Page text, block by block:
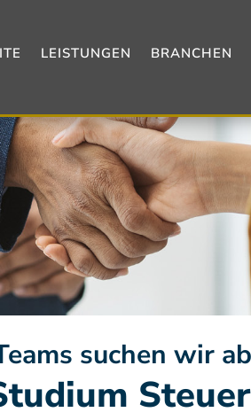
LEISTUNGEN BRANCHEN
suchen wir